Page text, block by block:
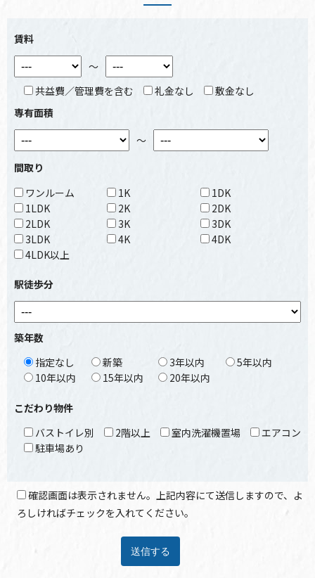
賃料
～
共益費／管理費を含む
礼金なし
敷金なし
専有面積
～
間取り
ワンルーム
1K
1DK
1LDK
2K
2DK
2LDK
3K
3DK
3LDK
4K
4DK
4LDK以上
駅徒歩分
築年数
指定なし
新築 3年以内
5年以内
10年以内
15年以内 20年以内
こだわり物件
バストイレ別
2階以上 室内洗濯機置場
エアコン
駐車場あり
確認画面は表示されません。上記内容にて送信しますので、よ
ろしければチェックを入れてください。